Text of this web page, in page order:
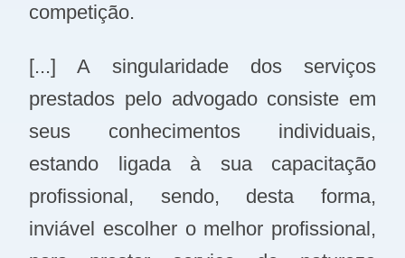
competição.
[...] A singularidade dos serviços
prestados pelo advogado consiste em
seus conhecimentos individuais,
estando ligada à sua capacitação
profissional, sendo, desta forma,
inviável escolher o melhor profissional,